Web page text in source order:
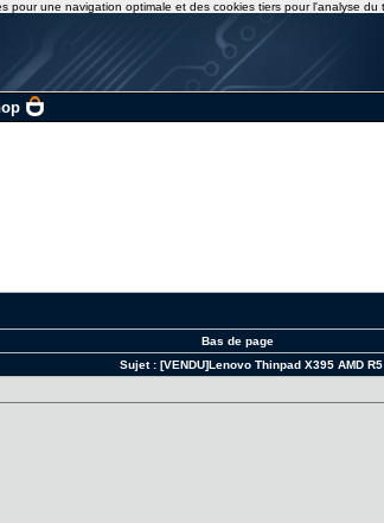
Bas de page
Sujet :[VENDU]Lenovo Thinpad X395 AMD
pour une navigation optimale et des cookies tiers pour l'analyse du